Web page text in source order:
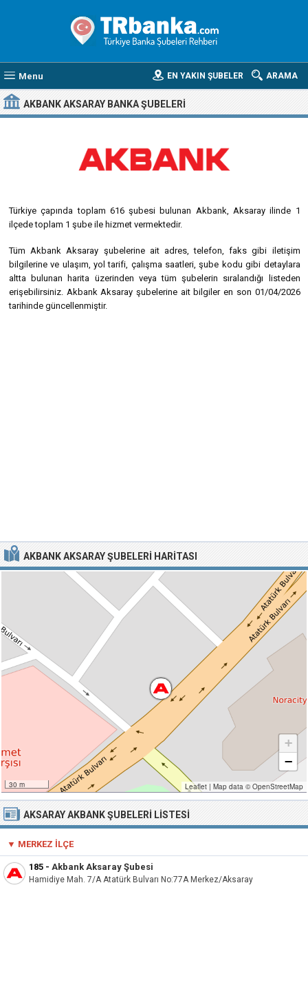
Menu ARAMA
EN YAKIN ŞUBELER
AKBANK AKSARAY BANKA ŞUBELERI
Türkiye çapında toplam 616 şubesi bulunan Akbank, Aksaray ilinde 1
ilçede toplam 1 şube ile hizmet vermektedir.
Tüm Akbank Aksaray şubelerine ait adres, telefon, faks gibi iletişim
bilgilerine ve ulaşım, yol tarifi, çalışma saatleri, şube kodu gibi detaylara
altta bulunan harita üzerinden veya tüm şubelerin sıralandığı listeden
erişebilirsiniz. Akbank Aksaray şubelerine ait bilgiler en son 01/04/2026
tarihinde güncellenmiştir.
AKBANK AKSARAY ŞUBELERI HARITASI
30 m
+
−
Leaflet | Map data © OpenStreetMap
AKSARAY AKBANK ŞUBELERI LISTESI
▼ MERKEZ İLÇE
185 - Akbank Aksaray Şubesi
Hamidiye Mah. 7/A Atatürk Bulvarı No:77A Merkez/Aksaray